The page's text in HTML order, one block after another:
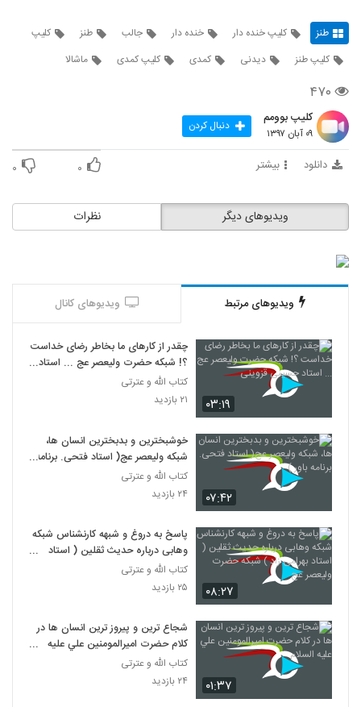
طنز کلیپ خنده دار خنده دار جالب طنز
کلیپ
کلیپ طنز
دیدنی کمدی کلیپ کمدی ماشالا
۴۷۰
کلیپ بوومم
۰۹ آبان ۱۳۹۷ دنبال کردن
دانلود بیشتر ۰ ۰
نظرات ویدیوهای دیگر
ویدیوهای مرتبط ویدیوهای کانال
۰۳:۱۹
چقدر از کارهای ما بخاطر رضای خداست
؟! شبکه حضرت ولیعصر عج ... استاد
حسینی قزوینی
کتاب الله و عترتی
۲۱ بازدید
۰۷:۴۲
خوشبخترین و بدبخترین انسان ها،
شبکه ولیعصر عج( استاد فتحی. برنامه
باور )
کتاب الله و عترتی
۲۴ بازدید
۰۸:۲۷
پاسخ به دروغ و شبهه کارنشناس شبکه
وهابی درباره حدیث ثقلین ( استاد
بهرامی زاد ) شبکه حضرت ولیعصر عج
کتاب الله و عترتی
۲۵ بازدید
۰۱:۳۷
شجاع ترين و پيروز ترين انسان ها در
کلام حضرت اميرالمومنين علي عليه
السلام
کتاب الله و عترتی
۲۴ بازدید